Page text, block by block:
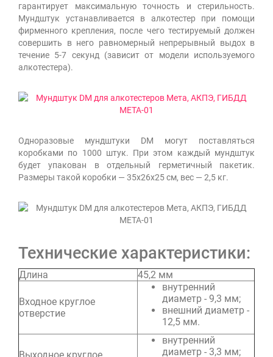
гарантирует максимальную точность и стерильность.
Мундштук устанавливается в алкотестер при помощи
фирменного крепления, после чего тестируемый должен
совершить в него равномерный непрерывный выдох в
течение 5-7 секунд (зависит от модели используемого
алкотестера).
Одноразовые мундштуки DM могут поставляться
коробками по 1000 штук. При этом каждый мундштук
будет упакован в отдельный герметичный пакетик.
Размеры такой коробки — 35х26х25 см, вес — 2,5 кг.
Технические характеристики:
Длина 45,2 мм
Входное круглое
отверстие
внутренний
диаметр - 9,3 мм;
внешний диаметр -
12,5 мм.
внутренний
диаметр - 3,3 мм;